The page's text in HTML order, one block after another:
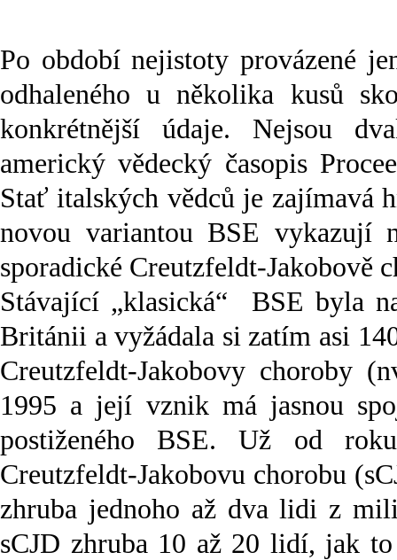
Po období nejistoty provázené
odhaleného u několika kusů
konkrétnější údaje. Nejsou
americký vědecký časopis
Stať italských vědců je zajímavá
novou variantou BSE vykazují
sporadické Creutzfeldt-Jakobově
Stávající „klasická“
BSE byla
Británii a vyžádala si zatím asi
Creutzfeldt-Jakobovy choroby
1995 a její vznik má jasnou
postiženého BSE. Už od
Creutzfeldt-Jakobovu chorobu
zhruba jednoho až dva lidi z
sCJD zhruba 10 až 20 lidí, jak